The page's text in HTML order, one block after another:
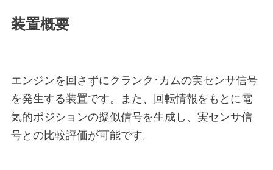
装置概要
エンジンを回さずにクランク･カムの実センサ信号
を発生する装置です。また、回転情報をもとに電
気的ポジションの擬似信号を生成し、実センサ信
号との比較評価が可能です。